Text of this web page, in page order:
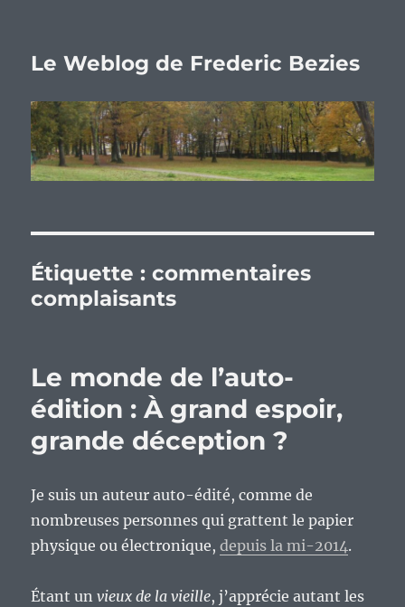
Le Weblog de Frederic Bezies
Étiquette :commentaires
complaisants
Le monde de l’auto-
édition : À grand espoir,
grande déception ?
Je suis un auteur auto-édité, comme de
nombreuses personnes qui grattent le papier
physique ou électronique,depuis la mi-2014.
Étant unvieux de la vieille, j’apprécie autant les